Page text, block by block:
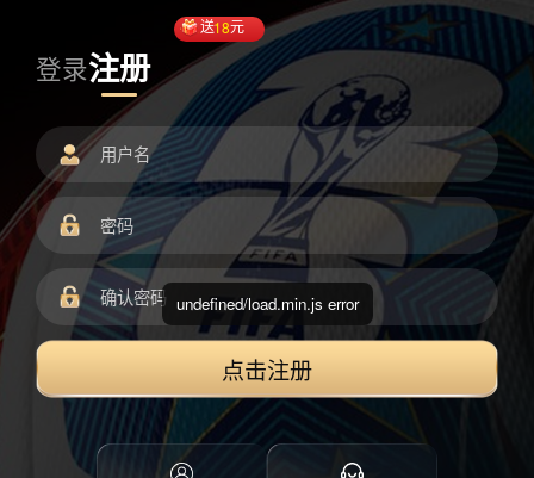
登录注册
送18元
点击注册
undefined/load.min.js error